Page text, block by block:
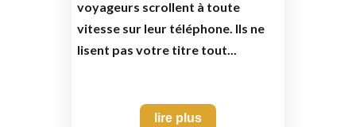
voyageurs scrollent à toute
vitesse sur leur téléphone. Ils ne
lisent pas votre titre tout...
lire plus